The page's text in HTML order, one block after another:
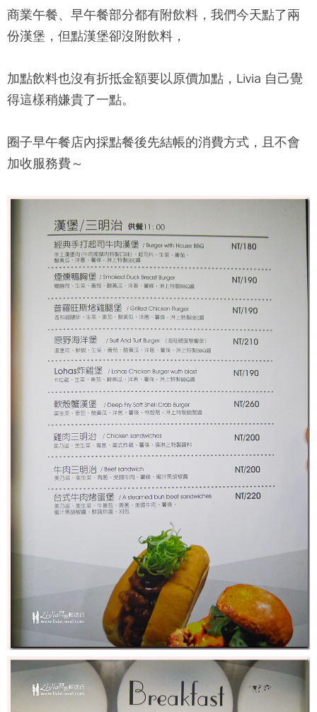
商業午餐、早午餐部分都有附飲料，我們今天點了兩
份漢堡，但點漢堡卻沒附飲料，
加點飲料也沒有折抵金額要以原價加點，Livia 自己覺
得這樣稍嫌貴了一點。
圈子早午餐店內採點餐後先結帳的消費方式，且不會
加收服務費～